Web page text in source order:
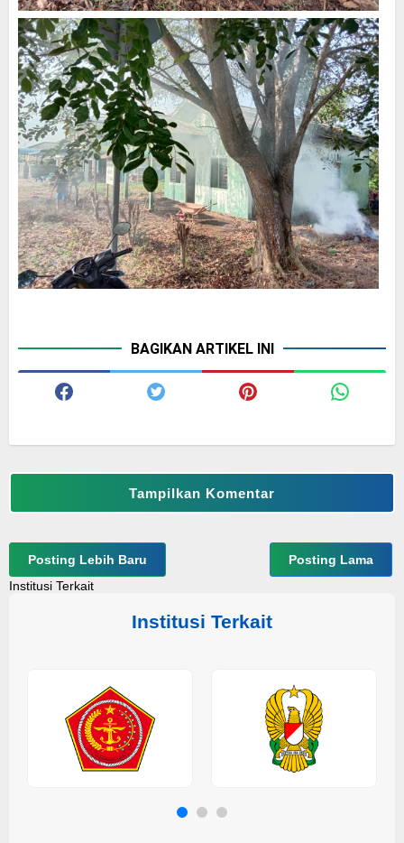
BAGIKAN ARTIKEL INI
Tampilkan Komentar
Posting Lebih Baru
Posting Lama
Institusi Terkait
Institusi Terkait